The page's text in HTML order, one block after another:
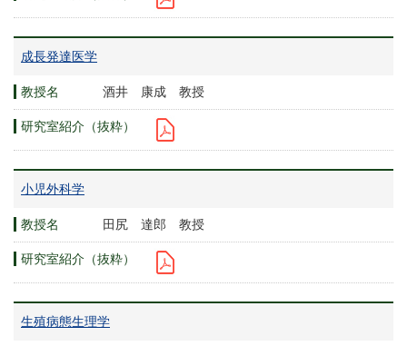
成長発達医学
酒井 康成 教授
小児外科学
田尻 達郎 教授
生殖病態生理学